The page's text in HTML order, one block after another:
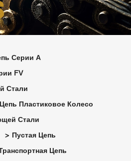
Серии А
FV
Стали
Пластиковое Колесо
Стали
Пустая Цепь
Цепь